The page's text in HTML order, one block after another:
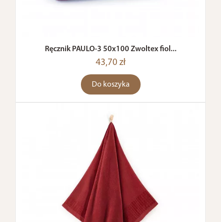
Ręcznik PAULO-3 50x100 Zwoltex fiol...
43,70 zł
Do koszyka